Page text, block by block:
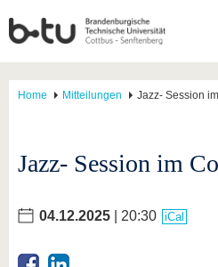
Home Mitteilungen Jazz- Session
Jazz- Session im
04.12.2025 | 20:30 iCal